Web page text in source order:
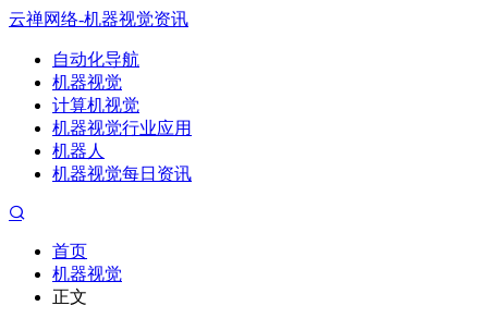
云禅网络-机器视觉资讯
自动化导航
机器视觉
计算机视觉
机器视觉行业应用
机器人
机器视觉每日资讯
首页
机器视觉
正文